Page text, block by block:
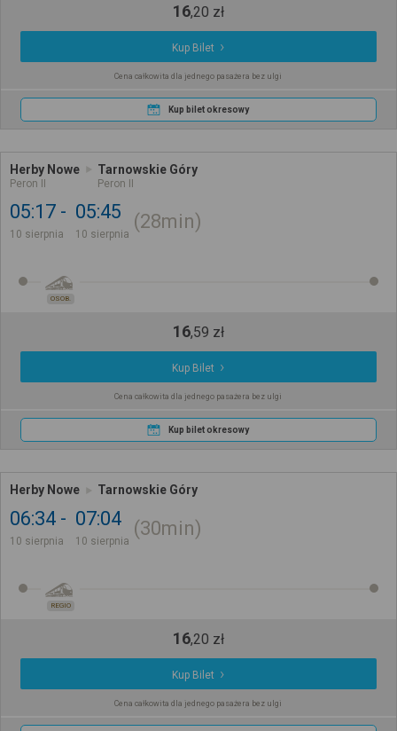
16,20 zł
Kup Bilet
Cena całkowita dla jednego pasażera bez ulgi
Kup bilet okresowy
Herby Nowe
Peron II
Tarnowskie Góry
Peron II
05:17
10 sierpnia
05:45
10 sierpnia
28min
OSOB.
16,59 zł
Kup Bilet
Cena całkowita dla jednego pasażera bez ulgi
Kup bilet okresowy
Herby Nowe Tarnowskie Góry
06:34
10 sierpnia
07:04
10 sierpnia
30min
REGIO
16,20 zł
Kup Bilet
Cena całkowita dla jednego pasażera bez ulgi